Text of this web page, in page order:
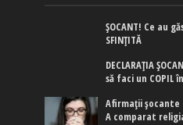
ȘOCANT! Ce au
SFINȚITĂ
DECLARAȚIA
să faci un COPIL
Afirmaţii şocante
A comparat